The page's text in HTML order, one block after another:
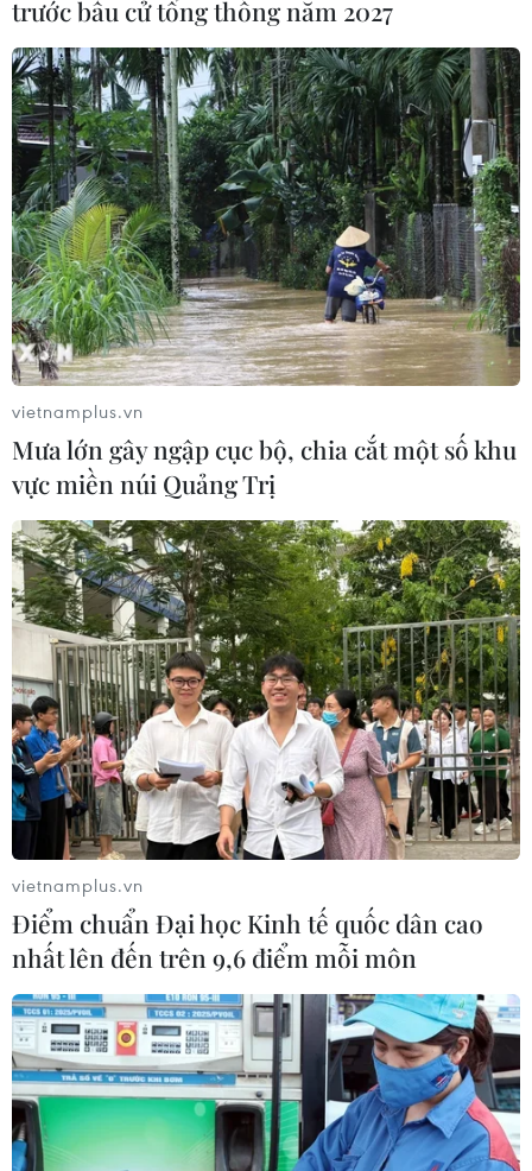
trước bầu cử tổng thống năm 2027
vietnamplus.vn
Mưa lớn gây ngập cục bộ, chia cắt một số khu
vực miền núi Quảng Trị
vietnamplus.vn
Điểm chuẩn Đại học Kinh tế quốc dân cao
nhất lên đến trên 9,6 điểm mỗi môn